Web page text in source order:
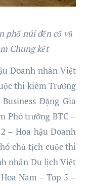
phố núi đến cổ vũ
Chung kết
Doanh nhân Việt
thi kiêm Trưởng
Đặng Gia
Phó trưởng BTC –
– Hoa hậu Doanh
chủ tịch cuộc thi
nhân Du lịch Việt
Nam – Top 5 –